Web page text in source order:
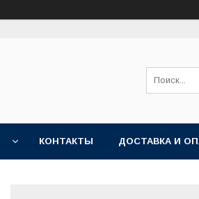
КОНТАКТЫ ДОСТАВКА И